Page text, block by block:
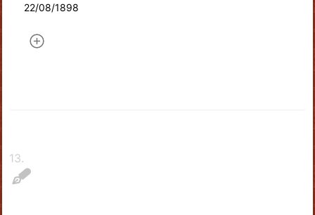
22/08/1898
13.